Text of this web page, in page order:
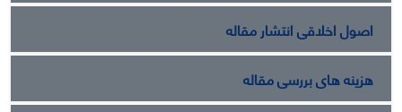
اصول اخلاقی انتشار مقاله
هزینه های بررسی مقاله